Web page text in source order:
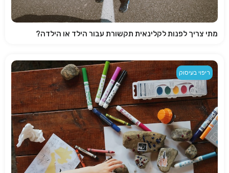
מתי צריך לפנות לקלינאית תקשורת עבור הילד או הילדה?
ריפוי בעיסוק